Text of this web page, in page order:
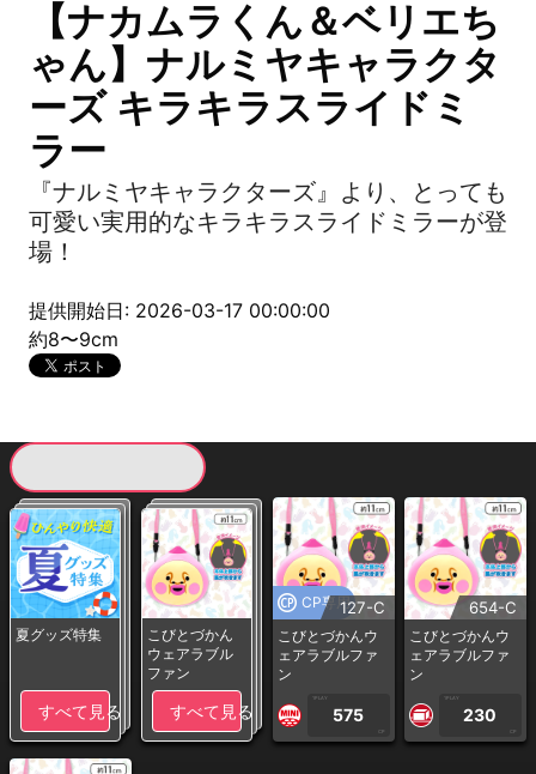
【ナカムラくん＆ベリエち
ゃん】ナルミヤキャラクタ
ーズ キラキラスライドミ
ラー
『ナルミヤキャラクターズ』より、とっても
可愛い実用的なキラキラスライドミラーが登
場！
提供開始日: 2026-03-17 00:00:00
約8〜9cm
夏グッズ特集
すべて見る
こびとづかん
ウェアラブル
ファン
すべて見る
CP専用127-C
こびとづかんウ
ェアラブルファ
ン
1PLAY
575
CP
654-C
こびとづかんウ
ェアラブルファ
ン
1PLAY
230
CP